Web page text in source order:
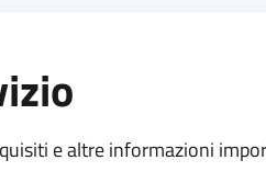
e altre informazioni